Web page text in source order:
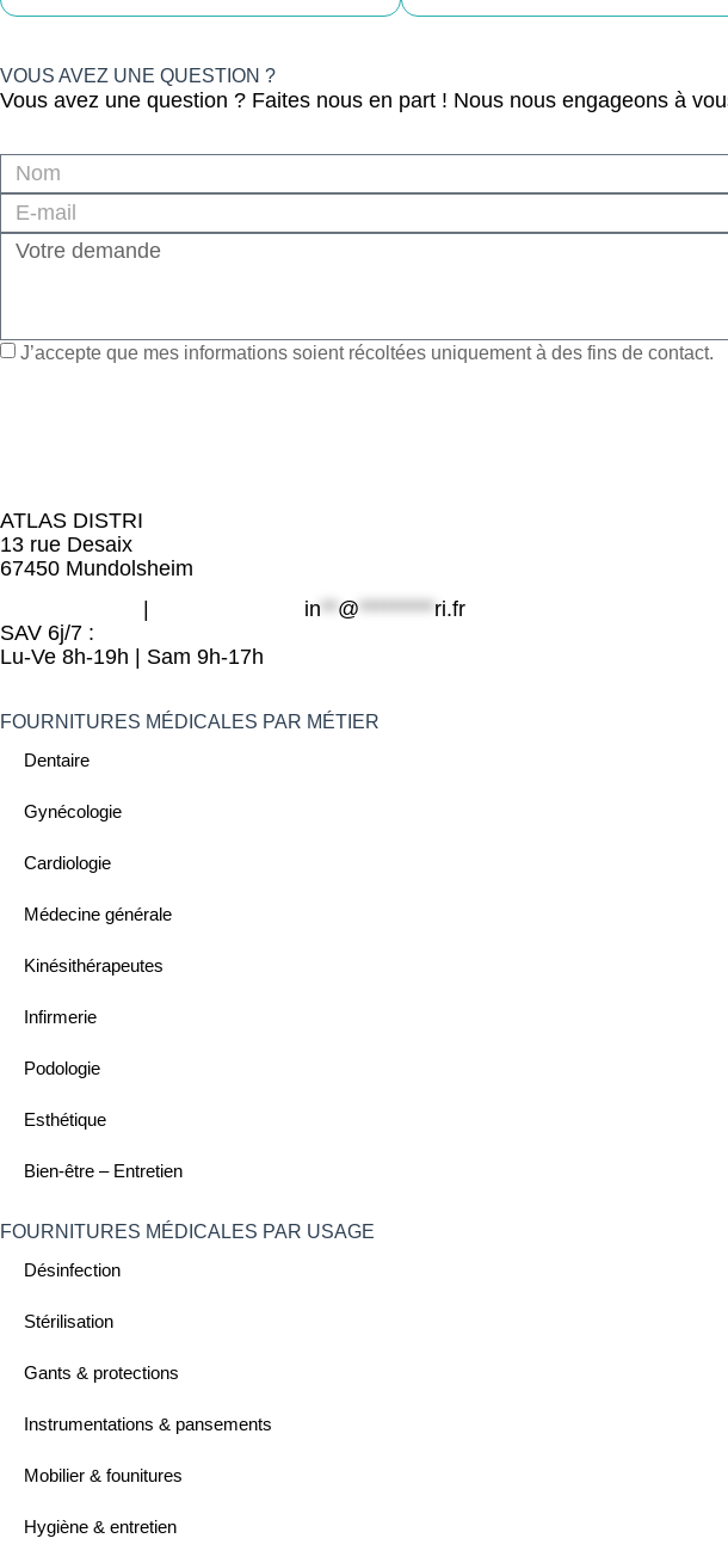
VOUS AVEZ UNE QUESTION ?
Vous avez une question ? Faites nous en part ! Nous nous engageons à
J’accepte que mes informations soient récoltées uniquement à des fins de contact.
ATLAS DISTRI
13 rue Desaix
67450 Mundolsheim
in**@*********ri.fr
SAV 6j/7 :
Lu-Ve 8h-19h | Sam 9h-17h
FOURNITURES MÉDICALES PAR MÉTIER
Dentaire
Gynécologie
Cardiologie
Médecine générale
Kinésithérapeutes
Infirmerie
Podologie
Esthétique
Bien-être – Entretien
FOURNITURES MÉDICALES PAR USAGE ​
Désinfection
Stérilisation
Gants & protections
Instrumentations & pansements
Mobilier & founitures
Hygiène & entretien